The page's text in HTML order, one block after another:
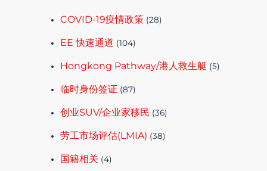
COVID-19疫情政策 (28)
EE 快速通道 (104)
Hongkong Pathway/港人救生艇 (5)
临时身份签证 (87)
创业SUV/企业家移民 (36)
劳工市场评估(LMIA) (38)
国籍相关 (4)